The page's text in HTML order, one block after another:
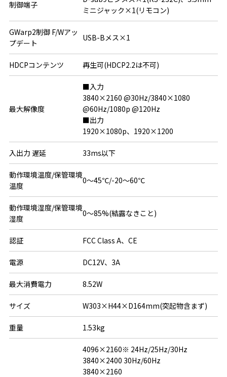
制御端子
ミニジャック×1(リモコン)
GWarp2制御 F/Wアッ
プデート
USB-Bメス×1
HDCPコンテンツ 再生可(HDCP2.2は不可)
最大解像度
■入力
3840×2160 @30Hz/3840×1080
@60Hz/1080p @120Hz
■出力
1920×1080p、1920×1200
入出力 遅延 33ms以下
動作環境温度/保管環境
温度
0～45℃/-20～60℃
動作環境湿度/保管環境
湿度
0～85%(結露なきこと)
認証 FCC Class A、CE
電源 DC12V、3A
最大消費電力 8.52W
サイズ W303×H44×D164mm(突起物含まず)
重量 1.53kg
4096×2160※ 24Hz/25Hz/30Hz
3840×2400 30Hz/60Hz
3840×2160